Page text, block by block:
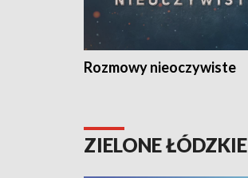
Rozmowy nieoczywiste
ZIELONE ŁÓDZKIE